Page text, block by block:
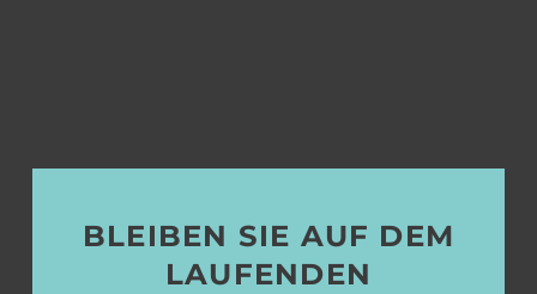
BLEIBEN SIE AUF DEM
LAUFENDEN